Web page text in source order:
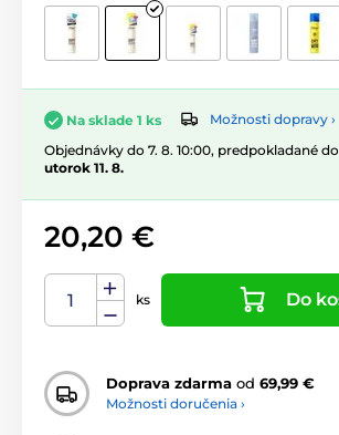
Na sklade 1 ks
Možnosti dopravy ›
Objednávky do 7. 8. 10:00, predpokladané
utorok 11. 8.
20,20 €
ks Do
Doprava zdarma od 69,99 €
Možnosti doručenia ›